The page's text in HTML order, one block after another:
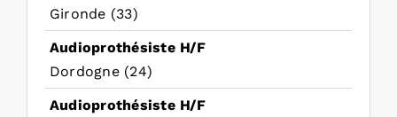
Gironde (33)
Audioprothésiste H/F
Dordogne (24)
Audioprothésiste H/F